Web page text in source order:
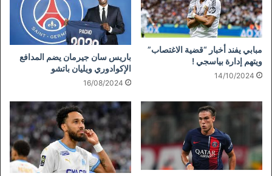
مبابي يفند أخبار “قضية الاغتصاب”
ويتهم إدارة بياسجي !
14/10/2024
باريس سان جيرمان يضم المدافع
الإكوادوري ويليان باتشو
16/08/2024